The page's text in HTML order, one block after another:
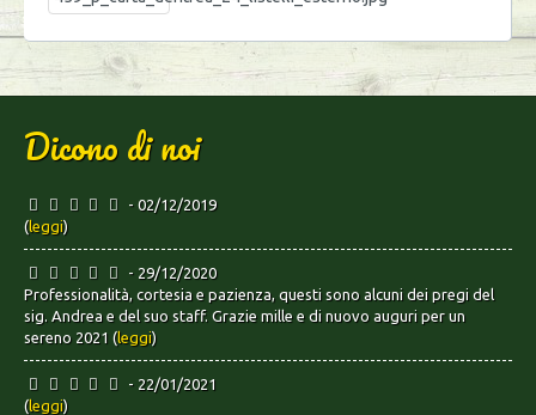
Dicono di noi
- 02/12/2019
(leggi)
- 29/12/2020
Professionalità, cortesia e pazienza, questi sono alcuni dei pregi del
sig. Andrea e del suo staff. Grazie mille e di nuovo auguri per un
sereno 2021 (leggi)
- 22/01/2021
(leggi)